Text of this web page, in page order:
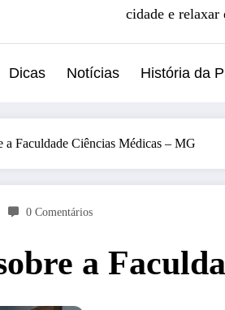
cidade e relaxar
Dicas Notícias História da
a Faculdade Ciências Médicas – MG
0 Comentários
a